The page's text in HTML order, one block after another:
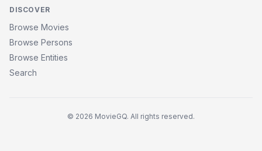
DISCOVER
Browse Movies
Browse Persons
Browse Entities
Search
© 2026 MovieGQ. All rights reserved.